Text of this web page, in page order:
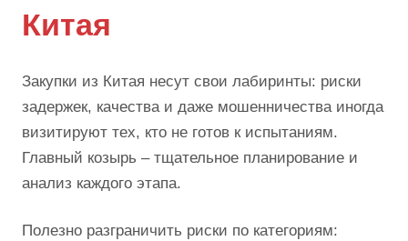
Китая
Закупки из Китая несут свои лабиринты: риски
задержек, качества и даже мошенничества иногда
визитируют тех, кто не готов к испытаниям.
Главный козырь – тщательное планирование и
анализ каждого этапа.
Полезно разграничить риски по категориям: